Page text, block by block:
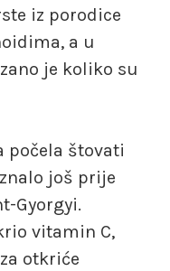
iz porodice
a u
je koliko su
počela štovati
još prije
Gyorgyi.
vitamin C,
otkriće